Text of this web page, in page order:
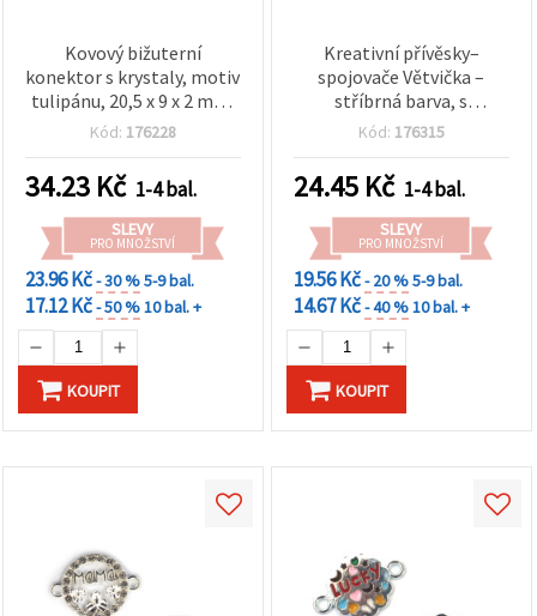
Kovový bižuterní
konektor s krystaly, motiv
tulipánu, 20,5 x 9 x 2 mm,
otvor 2 mm, stříbrná
Kód: 176228
34.23 Kč 1-4 bal.
SLEVY
PRO MNOŽSTVÍ
23.96 Kč- 30 %5-9 bal.
17.12 Kč- 50 %10 bal. +
KOUPIT
Kreativní přívěsky–
spojovače Větvička –
stříbrná barva, s
barevným očkem (mix),
– 2 ks pro DIY šperky a
tvoření
Kód: 176315
24.45 Kč 1-4 bal.
SLEVY
PRO MNOŽSTVÍ
19.56 Kč- 20 %5-9 bal.
14.67 Kč- 40 %10 bal. +
KOUPIT